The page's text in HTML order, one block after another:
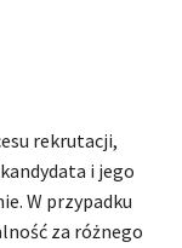
rekrutacji,
i jego
W przypadku
za różnego